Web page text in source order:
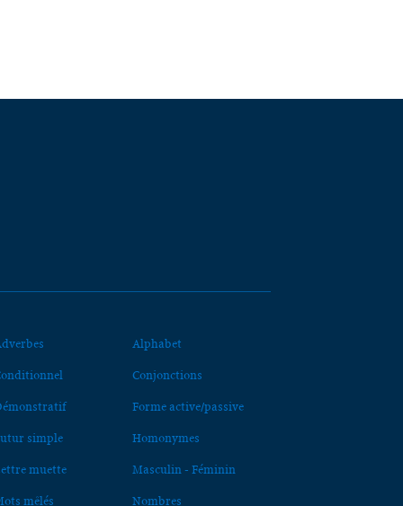
Alphabet
Conjonctions
Forme active/passive
simple Homonymes
muette Masculin - Féminin
mêlés Nombres